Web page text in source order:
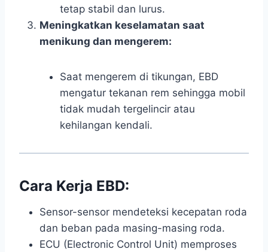
tetap stabil dan lurus.
Meningkatkan keselamatan saat
menikung dan mengerem:
Saat mengerem di tikungan, EBD
mengatur tekanan rem sehingga mobil
tidak mudah tergelincir atau
kehilangan kendali.
Cara Kerja EBD:
Sensor-sensor mendeteksi kecepatan roda
dan beban pada masing-masing roda.
ECU (Electronic Control Unit) memproses